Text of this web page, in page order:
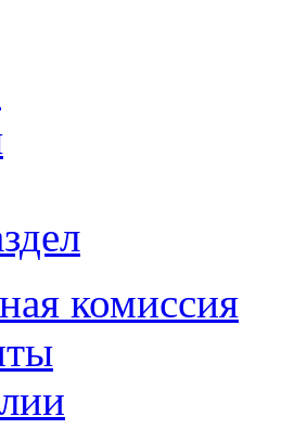
комиссия